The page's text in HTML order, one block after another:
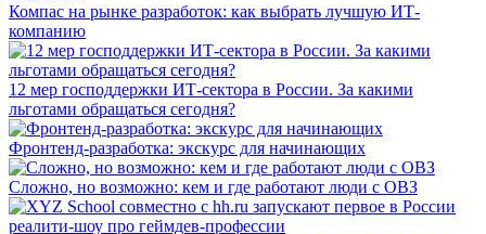
Компас на рынке разработок: как выбрать лучшую ИТ-
компанию
12 мер господдержки ИТ-сектора в России. За какими
льготами обращаться сегодня?
Фронтенд-разработка: экскурс для начинающих
Сложно, но возможно: кем и где работают люди с ОВЗ